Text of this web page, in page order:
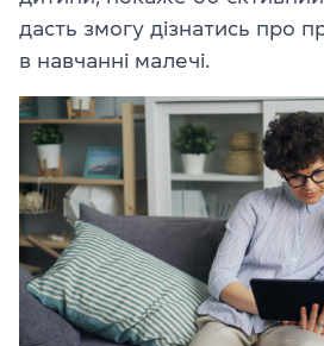
дасть змогу дізнатись про
в навчанні малечі.